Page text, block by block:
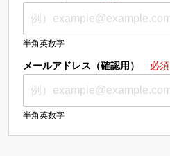
半角英数字
メールアドレス（確認用） 必須
半角英数字